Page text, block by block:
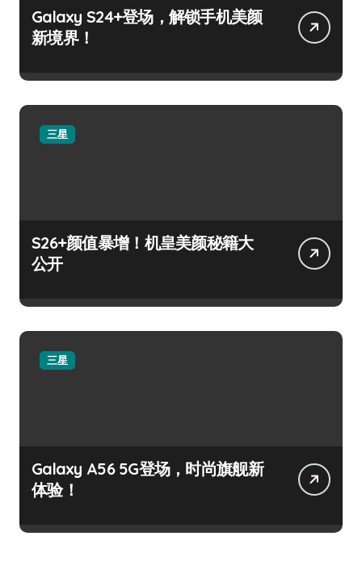
Galaxy S24+登场，解锁手机美颜
新境界！
三星
S26+颜值暴增！机皇美颜秘籍大
公开
三星
Galaxy A56 5G登场，时尚旗舰新
体验！